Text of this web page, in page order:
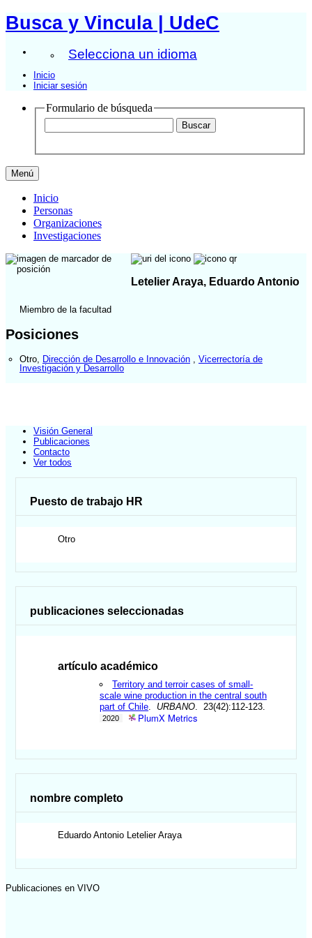
Busca y Vincula | UdeC
Selecciona un idioma
Inicio
Iniciar sesión
Formulario de búsqueda
Menú
Inicio
Personas
Organizaciones
Investigaciones
Letelier Araya, Eduardo Antonio
Miembro de la facultad
Posiciones
Otro Dirección de Desarrollo e Innovación
Vicerrectoría de
Investigación y Desarrollo
Visión General
Publicaciones
Contacto
Ver todos
Puesto de trabajo HR
Otro
publicaciones seleccionadas
artículo académico
Territory and terroir cases of small-
scale wine production in the central south
part of Chile
URBANO . 23(42):112-123.
2020 PlumX Metrics
nombre completo
Eduardo Antonio Letelier Araya
Publicaciones en VIVO